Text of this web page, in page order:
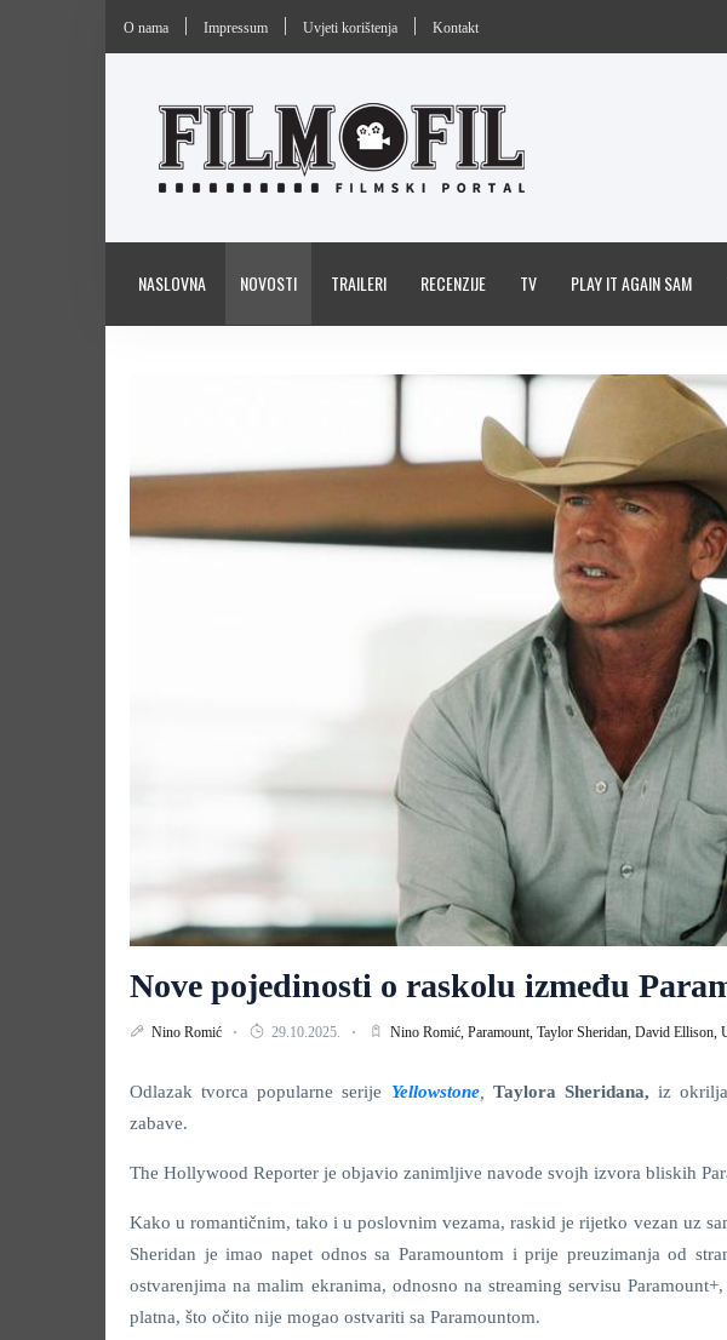
O nama Impressum Uvjeti korištenja Kontakt
NASLOVNA NOVOSTI TRAILERI RECENZIJE TV PLAY IT AGAIN SAM
Nove pojedinosti o raskolu između
Nino Romić 29.10.2025. Nino Romić, Paramount, Taylor Sheridan, David Ellison,
Odlazak tvorca popularne serije Yellowstone, Taylora Sheridana, iz
zabave.
The Hollywood Reporter je objavio zanimljive navode svojh izvora bliskih
Kako u romantičnim, tako i u poslovnim vezama, raskid je rijetko vezan uz
Sheridan je imao napet odnos sa Paramountom i prije preuzimanja od
ostvarenjima na malim ekranima, odnosno na streaming servisu
platna, što očito nije mogao ostvariti sa Paramountom.